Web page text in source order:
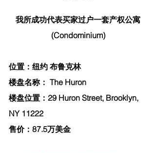
我所成功代表买家过户一套产权公寓
(Condominium)
位置：纽约 布鲁克林
楼盘名称： The Huron
楼盘位置：29 Huron Street, Brooklyn,
NY 11222
售价：87.5万美金